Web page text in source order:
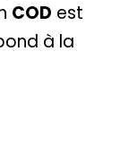
COD est
à la